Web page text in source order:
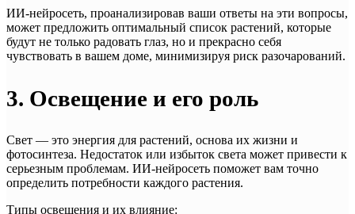
ИИ-нейросеть, проанализировав ваши ответы на эти вопросы,
может предложить оптимальный список растений, которые
будут не только радовать глаз, но и прекрасно себя
чувствовать в вашем доме, минимизируя риск разочарований.
3. Освещение и его роль
Свет — это энергия для растений, основа их жизни и
фотосинтеза. Недостаток или избыток света может привести к
серьезным проблемам. ИИ-нейросеть поможет вам точно
определить потребности каждого растения.
Типы освещения и их влияние: